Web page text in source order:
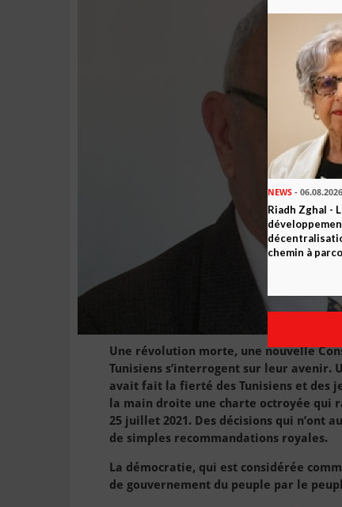
Une révolution morte, une nouvelle
Tunisiens s’interrogent sur leur avenir.
avait fait la fierté des Tunisiens et des
la main droite une charte octroyée qui
25 juillet 2021. Des décisions qui n’ont
de simples recommandations royales.
La démocratie, qui est considérée
de gouvernement du peuple par le
NEWS - 06.08.2026
Riadh Zghal -
chemin à